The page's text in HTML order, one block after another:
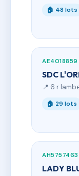
🏠 48 lots
AE4018859
SDC
📍 6 r
🏠 29 lots
AH5757463
LADY